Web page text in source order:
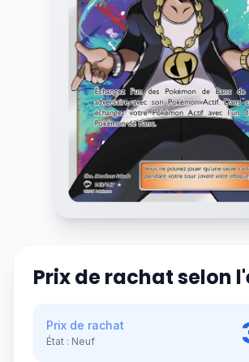
Prix de rachat selon
Prix de rachat
État : Neuf